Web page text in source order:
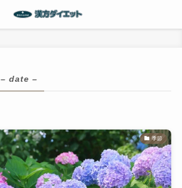
– date –
季節